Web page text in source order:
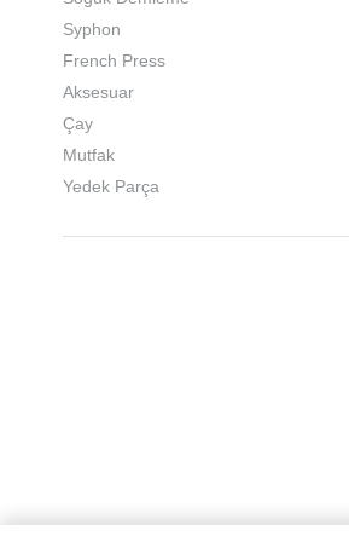
Syphon
French Press
Aksesuar
Çay
Mutfak
Yedek Parça